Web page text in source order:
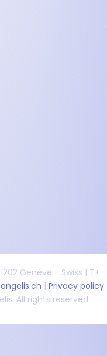
Genève - Swiss | T+
| Privacy policy
All rights reserved.